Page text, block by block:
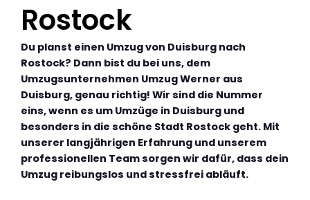
Rostock
Du planst einen Umzug von Duisburg nach
Rostock? Dann bist du bei uns, dem
Umzugsunternehmen Umzug Werner aus
Duisburg, genau richtig! Wir sind die Nummer
eins, wenn es um Umzüge in Duisburg und
besonders in die schöne Stadt Rostock geht. Mit
unserer langjährigen Erfahrung und unserem
professionellen Team sorgen wir dafür, dass dein
Umzug reibungslos und stressfrei abläuft.